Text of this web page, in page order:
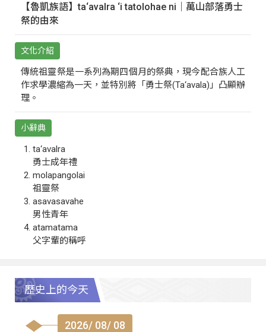
【魯凱族語】ta‘avalra ‘i tatolohae ni｜萬山部落勇士
祭的由來
文化介紹
傳統祖靈祭是一系列為期四個月的祭典，現今配合族人工
作求學濃縮為一天，並特別將「勇士祭(Ta‘avala)」凸顯辦
理。
小辭典
ta‘avalra
勇士成年禮
molapangolai
祖靈祭
asavasavahe
男性青年
atamatama
父字輩的稱呼
歷史上的今天
2026/ 08/ 08